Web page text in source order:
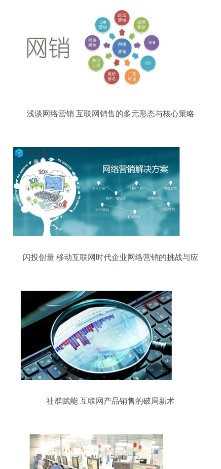
浅谈网络营销 互联网销售的多元形态与核心策略
闪投创量 移动互联网时代企业网络营销的挑战与应
社群赋能 互联网产品销售的破局新术